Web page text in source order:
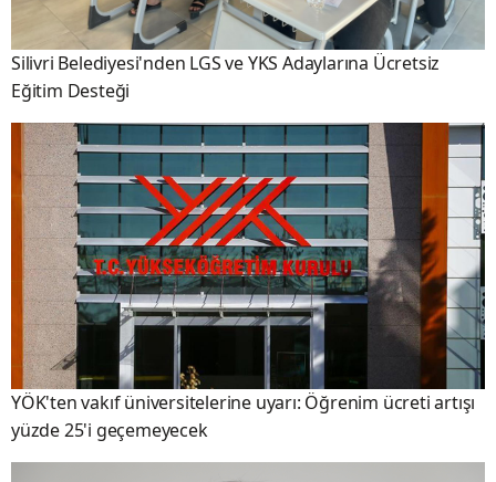
Silivri Belediyesi'nden LGS ve YKS Adaylarına Ücretsiz
Eğitim Desteği
YÖK'ten vakıf üniversitelerine uyarı: Öğrenim ücreti artışı
yüzde 25'i geçemeyecek